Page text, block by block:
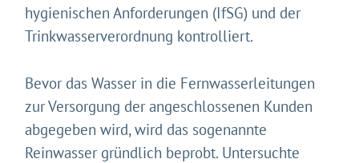
hygienischen Anforderungen (IfSG) und der
Trinkwasserverordnung kontrolliert.
Bevor das Wasser in die Fernwasserleitungen
zur Versorgung der angeschlossenen Kunden
abgegeben wird, wird das sogenannte
Reinwasser gründlich beprobt. Untersuchte